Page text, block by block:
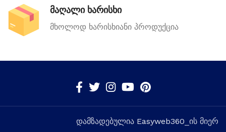
მაღალი ხარისხი
მხოლოდ ხარისხიანი პროდუქცია
დამზადებულია Easyweb360 _ის მიერ